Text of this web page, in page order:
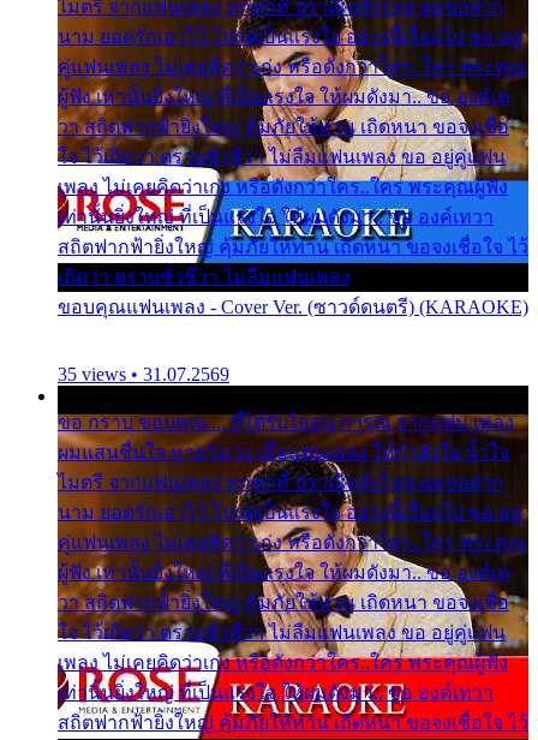
ไมตรี จากแฟนเพลง ทุกทุกที่ ปราณีหลั่งไหล ผมขอฝาก
นาม ยอดรักเอาไว้ โปรดเป็นแรงใจ อย่างนี้เรื่อยไป ขอ อยู่
คู่แฟนเพลง ไม่เคยคิดว่าเก่ง หรือดังกว่าใคร..ใคร พระคุณ
ผู้ฟัง เท่านั้นยิ่งใหญ่ ที่เป็นแรงใจ ให้ผมดังมา.. ขอ องค์เท
วา สถิตฟากฟ้ายิ่งใหญ่ คุ้มภัยให้ท่าน เถิดหนา ขอจงเชื่อ
ใจ ไว้เถิดว่า ตราบชั่วชีวา ไม่ลืมแฟนเพลง ขอ อยู่คู่แฟน
เพลง ไม่เคยคิดว่าเก่ง หรือดังกว่าใคร..ใคร พระคุณผู้ฟัง
เท่านั้นยิ่งใหญ่ ที่เป็นแรงใจ ให้ผมดังมา.. ขอ องค์เทวา
สถิตฟากฟ้ายิ่งใหญ่ คุ้มภัยให้ท่าน เถิดหนา ขอจงเชื่อใจ ไว้
เถิดว่า ตราบชั่วชีวา ไม่ลืมแฟนเพลง
ขอบคุณแฟนเพลง - Cover Ver. (ซาวด์ดนตรี) (KARAOKE)
35 views • 31.07.2569
ขอ กราบ ขอบคุณ.... ที่ได้รับไออุ่น การุณ จากแฟน เพลง
ผมแสนชื่นใจ หายวังเวง เมื่อแฟนเพลง ให้กำลังใจ น้ำใจ
ไมตรี จากแฟนเพลง ทุกทุกที่ ปราณีหลั่งไหล ผมขอฝาก
นาม ยอดรักเอาไว้ โปรดเป็นแรงใจ อย่างนี้เรื่อยไป ขอ อยู่
คู่แฟนเพลง ไม่เคยคิดว่าเก่ง หรือดังกว่าใคร..ใคร พระคุณ
ผู้ฟัง เท่านั้นยิ่งใหญ่ ที่เป็นแรงใจ ให้ผมดังมา.. ขอ องค์เท
วา สถิตฟากฟ้ายิ่งใหญ่ คุ้มภัยให้ท่าน เถิดหนา ขอจงเชื่อ
ใจ ไว้เถิดว่า ตราบชั่วชีวา ไม่ลืมแฟนเพลง ขอ อยู่คู่แฟน
เพลง ไม่เคยคิดว่าเก่ง หรือดังกว่าใคร..ใคร พระคุณผู้ฟัง
เท่านั้นยิ่งใหญ่ ที่เป็นแรงใจ ให้ผมดังมา.. ขอ องค์เทวา
สถิตฟากฟ้ายิ่งใหญ่ คุ้มภัยให้ท่าน เถิดหนา ขอจงเชื่อใจ ไว้